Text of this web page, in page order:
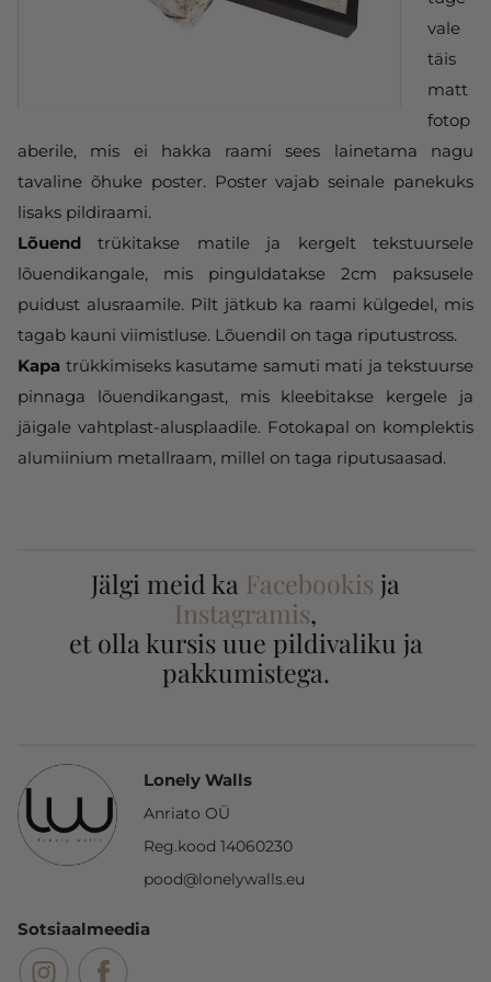
vale
täis
matt
fotop
aberile, mis ei hakka raami sees lainetama nagu
tavaline õhuke poster. Poster vajab seinale panekuks
lisaks pildiraami.
Lõuend trükitakse matile ja kergelt tekstuursele
lõuendikangale, mis pinguldatakse 2cm paksusele
puidust alusraamile. Pilt jätkub ka raami külgedel, mis
tagab kauni viimistluse. Lõuendil on taga riputustross.
Kapa trükkimiseks kasutame samuti mati ja tekstuurse
pinnaga lõuendikangast, mis kleebitakse kergele ja
jäigale vahtplast-alusplaadile. Fotokapal on komplektis
alumiinium metallraam, millel on taga riputusaasad.
Jälgi meid ka Facebookis ja
Instagramis,
et olla kursis uue pildivaliku ja
pakkumistega.
Lonely Walls
Anriato OÜ
Reg.kood 14060230
pood@lonelywalls.eu
Sotsiaalmeedia